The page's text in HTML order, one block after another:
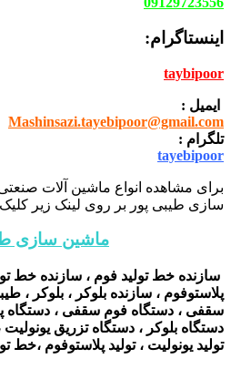
اینستاگرام:
taybipoor
ایمیل :
Mashinsazi.tayebipoor@gmail.com
تلگرام :
tayebipoor
برای مشاهده انواع ماشین آلات
سازی طیبی پور بر روی لینک زیر کلیک
ماشین سازی
سازنده خط تولید فوم ، سازنده خط
پلاستوفوم ، سازنده بلوکر ، بلوکر ،
سقفی ، دستگاه فوم سقفی ، دستگاه
دستگاه بلوکر ، دستگاه تزریق
تولید یونولیت ، تولید پلاستوفوم